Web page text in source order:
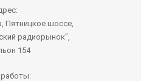
Пятницкое шоссе,
радиорынок",
154